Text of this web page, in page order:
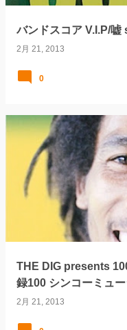
バンドスコア V.I.P/
2月 21, 2013
0
THE DIG presents
録100 シンコーミュ
2月 21, 2013